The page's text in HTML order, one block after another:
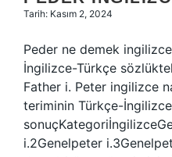
Tarih: Kasım 2, 2024
Peder ne demek
İngilizce-Türkçe
Father i. Peter ingilizce
teriminin Türkçe-
i.2Genelpeter